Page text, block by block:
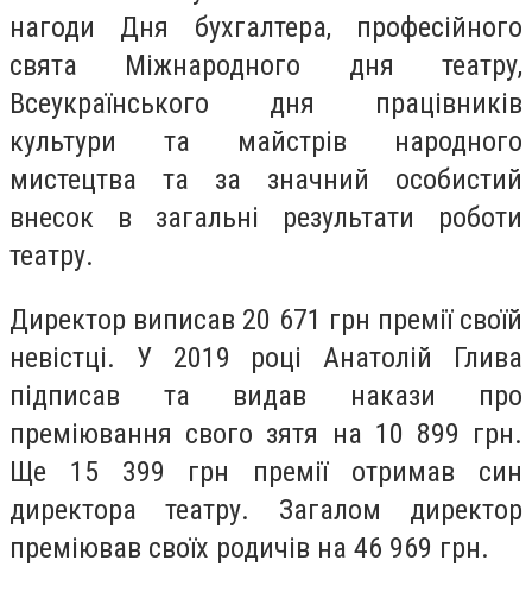
нагоди Дня бухгалтера, професійного
свята Міжнародного дня театру,
Всеукраїнського дня працівників
культури та майстрів народного
мистецтва та за значний особистий
внесок в загальні результати роботи
театру.
Директор виписав 20 671 грн премії своїй
невістці. У 2019 році Анатолій Глива
підписав та видав накази про
преміювання свого зятя на 10 899 грн.
Ще 15 399 грн премії отримав син
директора театру. Загалом директор
преміював своїх родичів на 46 969 грн.